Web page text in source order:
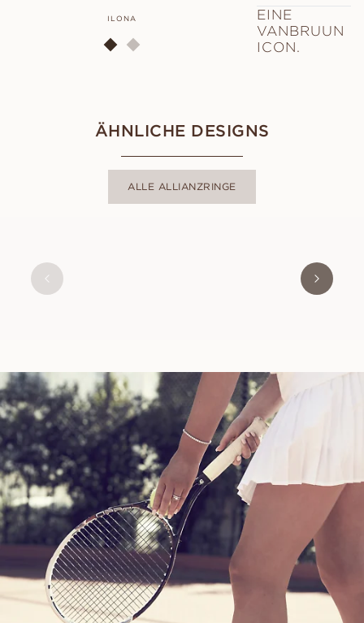
ILONA
EINE
VANBRUUN
ICON.
ÄHNLICHE DESIGNS
ALLE ALLIANZRINGE